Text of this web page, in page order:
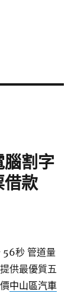
腦割字
借款
56秒 管道量
供最優質五
中山區汽車